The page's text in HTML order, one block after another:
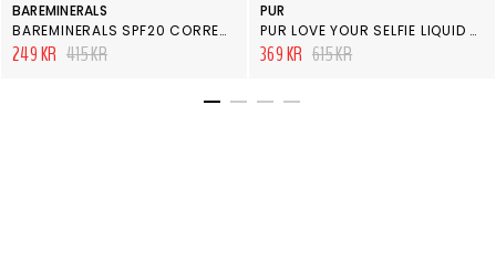
BAREMINERALS
BAREMINERALS SPF20 CORRECTING CONCEALER
249 KR 415 KR
PUR
PUR LOVE YOUR SELFIE LIQUID FOUNDATION TN1
369 KR 615 KR